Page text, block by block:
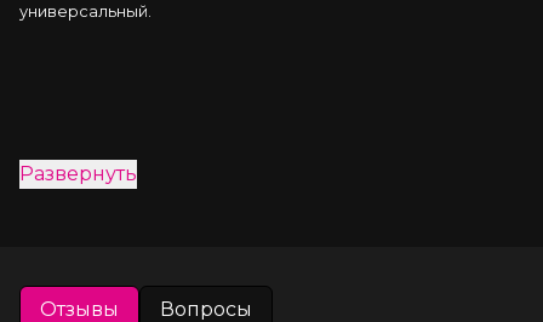
универсальный.
Развернуть
Отзывы Вопросы